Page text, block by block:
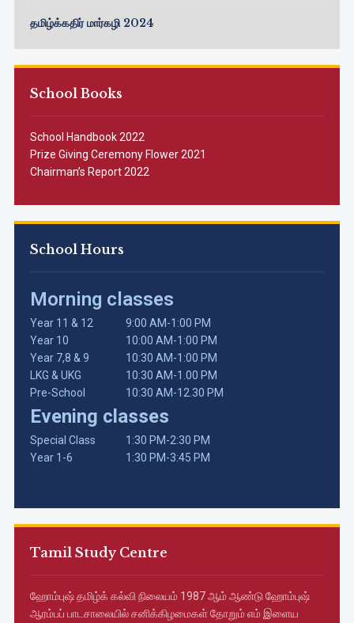
தமிழ்க்கதிர் மார்கழி 2024
School Books
School Handbook 2022
Prize Giving Ceremony Flower 2021
Chairman’s Report 2022
School Hours
Morning classes
Year 11 & 12
9:00 AM-1:00 PM
Year 10
10:00 AM-1:00 PM
Year 7,8 & 9
10:30 AM-1:00 PM
LKG & UKG
10:30 AM-1.00 PM
Pre-School
10:30 AM-12.30 PM
Evening classes
Special Class
1:30 PM-2:30 PM
Year 1-6
1:30 PM-3:45 PM
Tamil Study Centre
ஹோம்புஷ் தமிழ்க் கல்வி நிலையம் 1987 ஆம் ஆண்டு ஹோம்புஷ்
ஆரம்பப் பாடசாலையில் சனிக்கிழமைகள் தோறும் எம் இளைய